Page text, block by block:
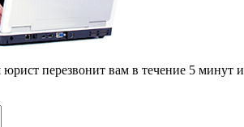
перезвонит вам в течение 5 минут и